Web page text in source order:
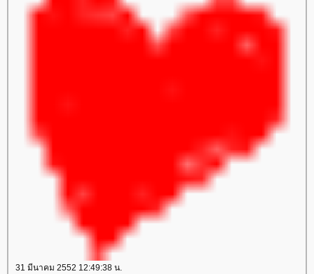
31 มีนาคม 2552 12:49:38 น.